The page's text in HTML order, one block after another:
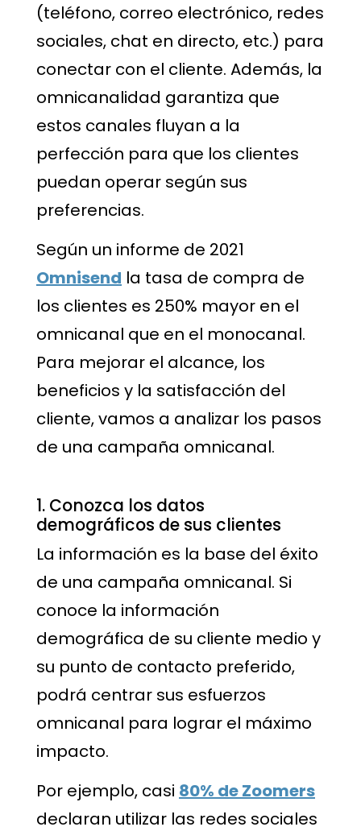
(teléfono, correo electrónico, redes
sociales, chat en directo, etc.) para
conectar con el cliente. Además, la
omnicanalidad garantiza que
estos canales fluyan a la
perfección para que los clientes
puedan operar según sus
preferencias.
Según un informe de 2021
Omnisend la tasa de compra de
los clientes es 250% mayor en el
omnicanal que en el monocanal.
Para mejorar el alcance, los
beneficios y la satisfacción del
cliente, vamos a analizar los pasos
de una campaña omnicanal.
1. Conozca los datos
demográficos de sus clientes
La información es la base del éxito
de una campaña omnicanal. Si
conoce la información
demográfica de su cliente medio y
su punto de contacto preferido,
podrá centrar sus esfuerzos
omnicanal para lograr el máximo
impacto.
Por ejemplo, casi 80% de Zoomers
declaran utilizar las redes sociales